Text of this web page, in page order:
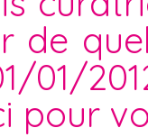
de
01/
pour